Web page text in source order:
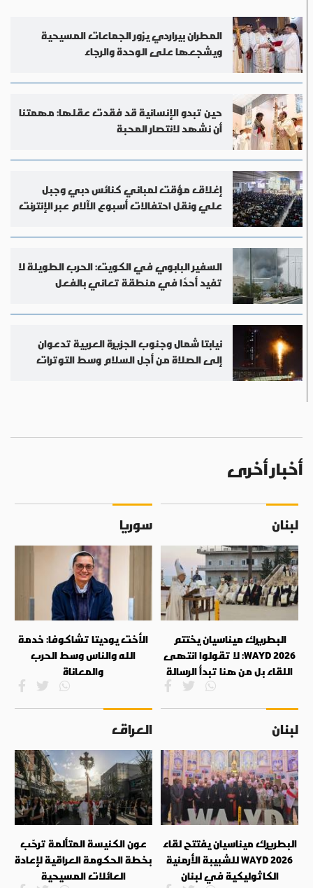
المطران بيراردي يزور الجماعات المسيحية
ويشجعها على الوحدة والرجاء
حين تبدو الإنسانية قد فقدت عقلها: مهمتنا
أن نشهد لانتصار المحبة
إغلاق مؤقت لمباني كنائس دبي وجبل
علي ونقل احتفالات أسبوع الآلام عبر الإنترنت
السفير البابوي في الكويت: الحرب الطويلة لا
تفيد أحدًا في منطقة تعاني بالفعل
نيابتا شمال وجنوب الجزيرة العربية تدعوان
إلى الصلاة من أجل السلام وسط التوترات
أخبار أخرى
لبنان
البطريرك ميناسيان يختتم
WAYD 2026: لا تقولوا انتهى
اللقاء بل من هنا تبدأ الرسالة
سوريا
الأخت يوديتا تشاكوفا: خدمة
الله والناس وسط الحرب
والمعاناة
لبنان
البطريرك ميناسيان يفتتح لقاء
WAYD 2026 للشبيبة الأرمنية
الكاثوليكية في لبنان
العراق
عون الكنيسة المتألمة ترحّب
بخطة الحكومة العراقية لإعادة
العائلات المسيحية